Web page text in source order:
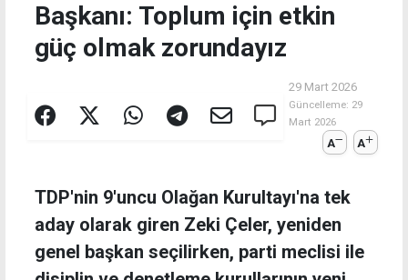
Başkanı: Toplum için etkin
güç olmak zorundayız
29 Mart 2026
Güncelleme: 29
Mart 2026
A A
TDP'nin 9'uncu Olağan Kurultayı'na tek
aday olarak giren Zeki Çeler, yeniden
genel başkan seçilirken, parti meclisi ile